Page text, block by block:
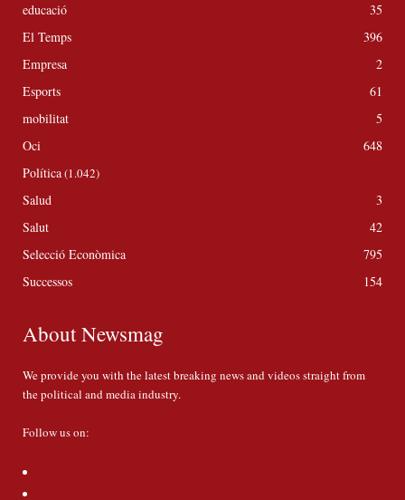
educació
35
El Temps
396
Empresa
2
Esports
61
mobilitat
5
Oci
648
Política(1.042)
Salud
3
Salut
42
Selecció Econòmica
795
Successos
154
About Newsmag
We provide you with the latest breaking news and videos straight from
the political and media industry.
Follow us on: